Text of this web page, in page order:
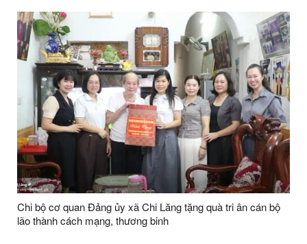
Chi bộ cơ quan Đảng ủy xã Chi Lăng tặng quà tri ân cán bộ
lão thành cách mạng, thương binh